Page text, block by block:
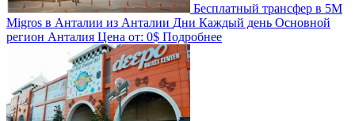
Бесплатный трансфер в 5M
Migros в Анталии из Анталии Дни Каждый день Основной
регион Анталия Цена от: 0$ Подробнее